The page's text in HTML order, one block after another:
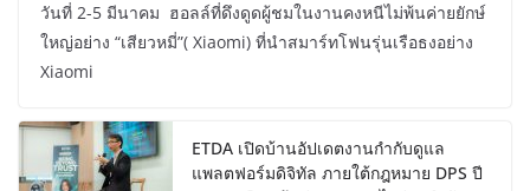
วันที่ 2-5 มีนาคม ฮอลล์ที่ดึงดูดผู้ชมในงานคงหนีไม่พ้นค่ายยักษ์
ใหญ่อย่าง “เสียวหมี่”( Xiaomi) ที่นำสมาร์ทโฟนรุ่นเรือธงอย่าง
Xiaomi
ETDA เปิดบ้านอัปเดตงานกำกับดูแล
แพลตฟอร์มดิจิทัล ภายใต้กฎหมาย DPS ปี